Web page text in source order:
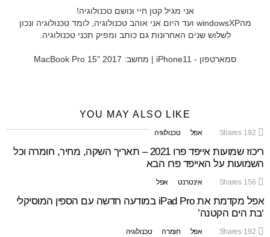
אני מגיל קטן חיי ונושם טכנולוגיה!
מהwindowsXP ועד היום אני אוהב טכנולוגיה, לומד טכנולוגיה ונכון
לשלוש שנים האחרונות גם כותב ומפיק תכני טכנולוגיה.
סמארטפון - iPhone11 | מחשב: MacBook Pro 15" 2017
YOU MAY ALSO LIKE
192
Shares אפל טכנולוגיה
ריכוז שמועות אייפד פרו 2021 – תאריך השקה, מחיר, חומרה וכל
השמועות על האייפד פרו הבא
156
Shares אינטרנט אפל
אפל מקדמת את iPad Pro במודעה חדשה עם הספין המוסיקלי
‘בת הים הקטנה’
192
Shares אפל חומרה טכנולוגיה